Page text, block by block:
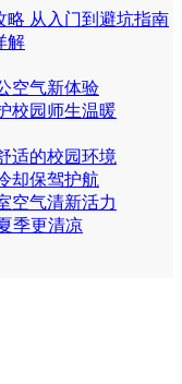
略 从入门到避坑指南
解
空气新体验
校园师生温暖
适的校园环境
却保驾护航
空气清新活力
季更清凉